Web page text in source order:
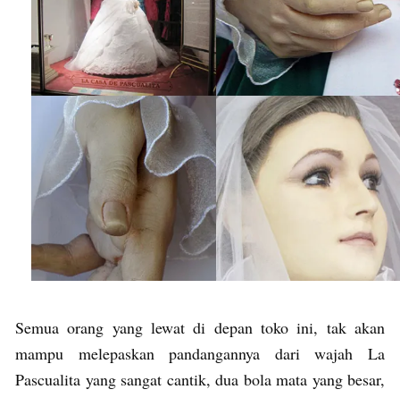
Semua orang yang lewat di depan toko ini, tak akan
mampu melepaskan pandangannya dari wajah La
Pascualita yang sangat cantik, dua bola mata yang besar,